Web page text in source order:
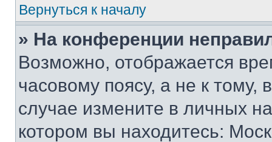
Вернуться к началу
» На конференции
Возможно, отображается
часовому поясу, а не к тому,
случае измените в личных
котором вы находитесь: